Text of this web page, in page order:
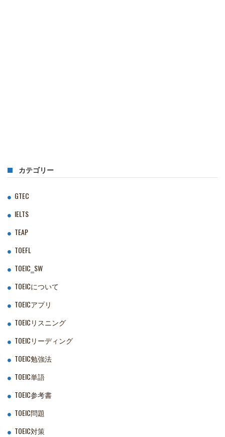
カテゴリー
GTEC
IELTS
TEAP
TOEFL
TOEIC‗SW
TOEICについて
TOEICアプリ
TOEICリスニング
TOEICリーディング
TOEIC勉強法
TOEIC単語
TOEIC参考書
TOEIC問題
TOEIC対策